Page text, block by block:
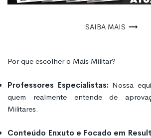
Saiba mais
Por que escolher o Mais Militar?
Professores Especialistas: Nossa
quem realmente entende de
Militares.
Conteúdo Enxuto e Focado em